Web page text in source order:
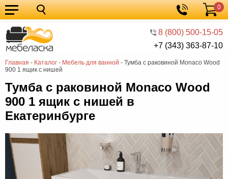
8 (800) 500-15-05
+7 (343) 363-87-10
Корзина
0
Главная - Каталог - Мебель для ванной - Тумба с раковиной Monaco Wood
900 1 ящик с нишей
Кухонные
гарнитуры
Мебель
для
кухни
Мебель
для
спальни
Кровати
Шкафы
Диваны
Мягкая
мебель
Детская
мебель
Мебель
Мебель
Тумба с раковиной Monaco Wood
900 1 ящик с нишей в
Екатеринбурге